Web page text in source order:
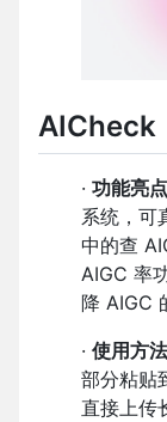
AICheck
· 功能亮点
系统，可
中的查
AIGC 率
降 AIGC
· 使用方法
部分粘贴
直接上传